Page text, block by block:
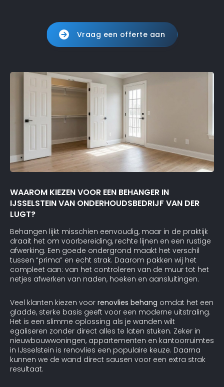
Vraag een offerte aan
WAAROM KIEZEN VOOR EEN BEHANGER IN
IJSSELSTEIN VAN ONDERHOUDSBEDRIJF VAN DER
LUGT?
Behangen lijkt misschien eenvoudig, maar in de praktijk
draait het om voorbereiding, rechte lijnen en een rustige
afwerking. Een goede ondergrond maakt het verschil
tussen “prima” en echt strak. Daarom pakken wij het
compleet aan: van het controleren van de muur tot het
netjes afwerken van naden, hoeken en aansluitingen.
Veel klanten kiezen voor renovlies behang omdat het een
gladde, sterke basis geeft voor een moderne uitstraling.
Het is een slimme oplossing als je wanden wilt
egaliseren zonder direct alles te laten stuken. Zeker in
nieuwbouwwoningen, appartementen en kantoorruimtes
in IJsselstein is renovlies een populaire keuze. Daarna
kunnen we de wand direct sausen voor een extra strak
resultaat.